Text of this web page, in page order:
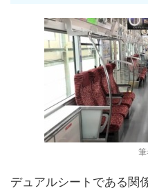
デュアルシートである関